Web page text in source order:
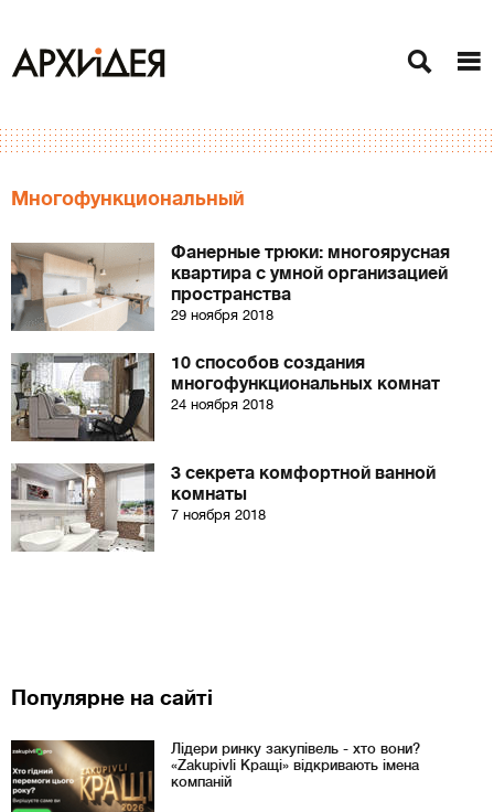
Многофункциональный
Фанерные трюки: многоярусная
квартира с умной организацией
пространства
29 ноября 2018
10 способов создания
многофункциональных комнат
24 ноября 2018
3 секрета комфортной ванной
комнаты
7 ноября 2018
Популярне на сайті
Лідери ринку закупівель - хто вони?
«Zakupivli Кращі» відкривають імена
компаній